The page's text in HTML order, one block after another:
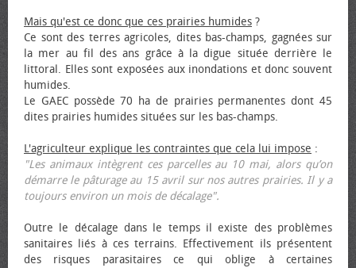
Mais qu'est ce donc que ces prairies humides ?
Ce sont des terres agricoles, dites bas-champs, gagnées sur
la mer au fil des ans grâce à la digue située derrière le
littoral. Elles sont exposées aux inondations et donc souvent
humides.
Le GAEC possède 70 ha de prairies permanentes dont 45
dites prairies humides situées sur les bas-champs.
L'agriculteur explique les contraintes que cela lui impose :
"Les animaux intègrent ces parcelles au 10 mai, alors qu’on
démarre le pâturage au 15 avril sur nos autres prairies. Il y a
toujours environ un mois de décalage".
Outre le décalage dans le temps il existe des problèmes
sanitaires liés à ces terrains. Effectivement ils présentent
des risques parasitaires ce qui oblige à certaines